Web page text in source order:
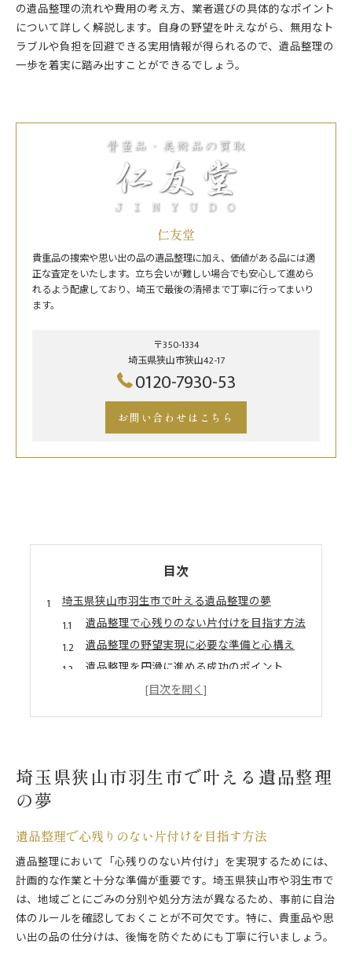
の遺品整理の流れや費用の考え方、業者選びの具体的なポイント
について詳しく解説します。自身の野望を叶えながら、無用なト
ラブルや負担を回避できる実用情報が得られるので、遺品整理の
一歩を着実に踏み出すことができるでしょう。
仁友堂
貴重品の捜索や思い出の品の遺品整理に加え、価値がある品には適
正な査定をいたします。立ち会いが難しい場合でも安心して進めら
れるよう配慮しており、埼玉で最後の清掃まで丁寧に行ってまいり
ます。
〒350-1334
埼玉県狭山市狭山42-17
0120-7930-53
お問い合わせはこちら
目次
埼玉県狭山市羽生市で叶える遺品整理の夢
遺品整理で心残りのない片付けを目指す方法
遺品整理の野望実現に必要な準備と心構え
遺品整理を円滑に進める成功のポイント
遺品整理の夢へ一歩踏み出すためのコツ
遺品整理を不安なく進めるための準備法
家族と共に進める遺品整理の安心ポイント
片付けの不安を減らす遺品整理の流れ解説
遺品整理の基本的な流れと段取りを紹介
片付けの不安を減らす遺品整理手順の実例
遺品整理でつまずかないための流れ解説
埼玉県狭山市羽生市で叶える遺品整理
の夢
遺品整理で心残りのない片付けを目指す方法
遺品整理において「心残りのない片付け」を実現するためには、
計画的な作業と十分な準備が重要です。埼玉県狭山市や羽生市で
は、地域ごとにごみの分別や処分方法が異なるため、事前に自治
体のルールを確認しておくことが不可欠です。特に、貴重品や思
い出の品の仕分けは、後悔を防ぐためにも丁寧に行いましょう。